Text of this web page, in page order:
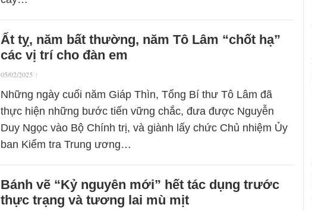
Ất tỵ, năm bất thường, năm Tô Lâm “chốt hạ”
các vị trí cho đàn em
05/02/2025 |
Những ngày cuối năm Giáp Thìn, Tổng Bí thư Tô Lâm đã
thực hiện những bước tiến vững chắc, đưa được Nguyễn
Duy Ngọc vào Bộ Chính trị, và giành lấy chức Chủ nhiệm Ủy
ban Kiểm tra Trung ương…
Bánh vẽ “Kỷ nguyên mới” hết tác dụng trước
thực trạng và tương lai mù mịt